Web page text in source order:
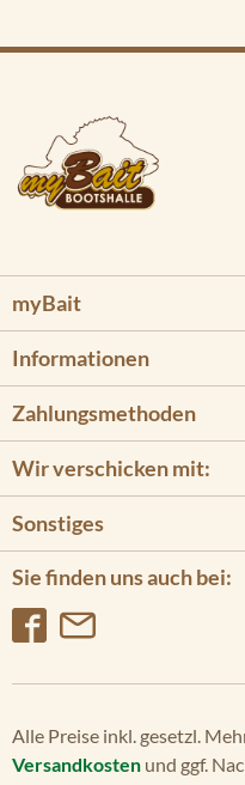
myBait
Informationen
Sie finden uns auch bei:
Zahlungsmethoden
Wir verschicken mit:
Sonstiges
Alle Preise inkl. gesetzl.
Versandkosten und ggf.